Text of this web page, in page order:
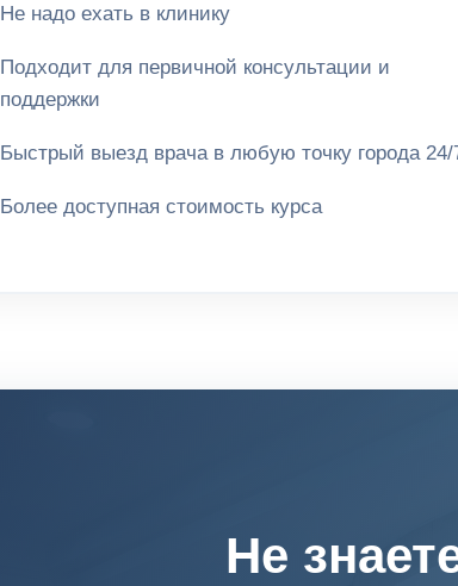
Не надо ехать в клинику
Подходит для первичной консультации и
поддержки
Быстрый выезд врача в любую точку города 24/
Более доступная стоимость курса
Не